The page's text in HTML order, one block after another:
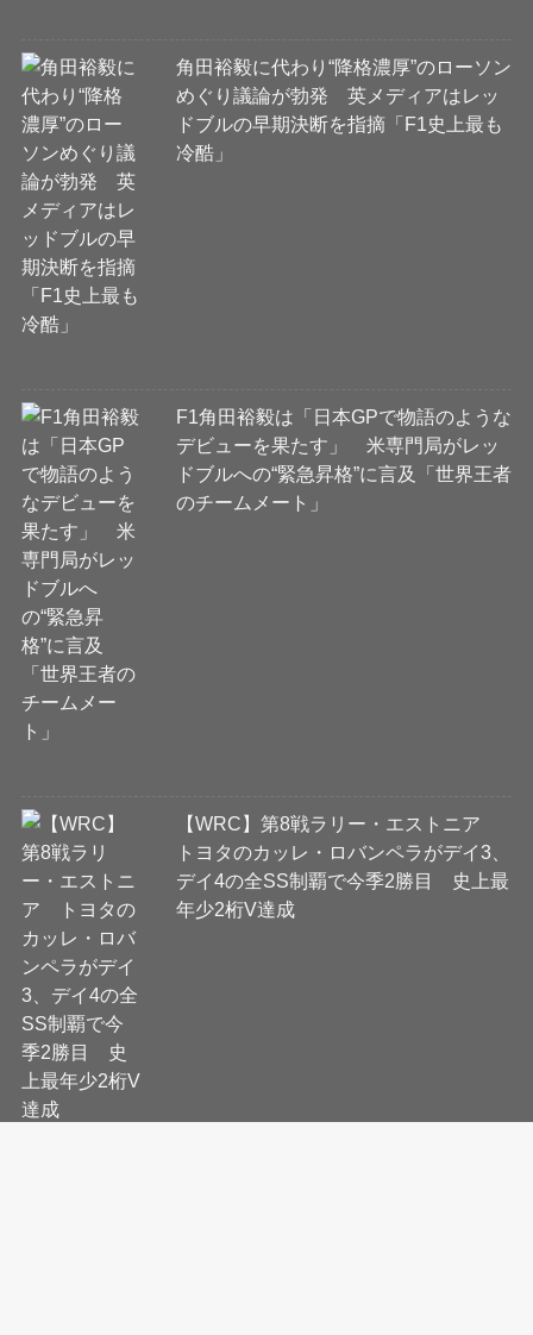
角田裕毅に代わり“降格濃厚”のローソン
めぐり議論が勃発 英メディアはレッ
ドブルの早期決断を指摘「F1史上最も
冷酷」
F1角田裕毅は「日本GPで物語のような
デビューを果たす」 米専門局がレッ
ドブルへの“緊急昇格”に言及「世界王者
のチームメート」
【WRC】第8戦ラリー・エストニア
トヨタのカッレ・ロバンペラがデイ3、
デイ4の全SS制覇で今季2勝目 史上最
年少2桁V達成